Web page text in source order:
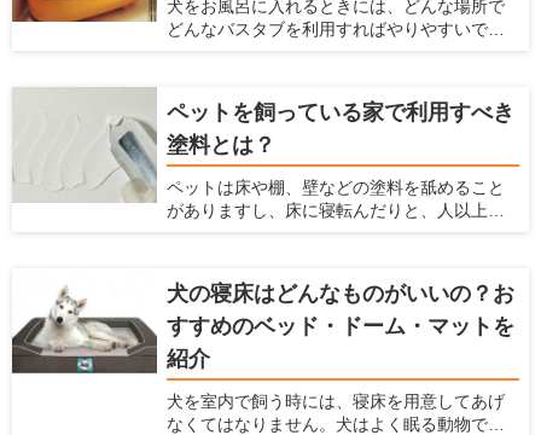
犬をお風呂に入れるときには、どんな場所で
どんなバスタブを利用すればやりやすいで
お風呂の選び方、おすすめの犬用のバスタブ
や洗面台を紹介します。 また、犬をお風呂に
入れる方法や注意点などは、「犬のお風呂の
入れ方を解説！お風呂場のポイントも【初心
者向け】」の記事で解説していますので、は
じめての方は参考にしてみてくださいね。
ペットを飼っている家で利用すべき
塗料とは？
ペットは床や棚、壁などの塗料を舐めること
がありますし、床に寝転んだりと、人以上に
なっているので、体に悪影響がある塗料はで
きるだけ避けなくてはなりません。それだけ
でなく、塗料は耐久性、メンテナンス性、安
全性などを考慮する必要があります。 ここで
は、塗料の役割や種類、特徴、ペットを飼っ
ている家に利用すべき塗料を紹介します。
犬の寝床はどんなものがいいの？お
すすめのベッド・ドーム・マットを
紹介
犬を室内で飼う時には、寝床を用意してあげ
なくてはなりません。犬はよく眠る動物です